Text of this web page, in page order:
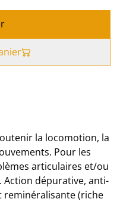
la locomotion, la
Pour les
articulaires et/ou
Action dépurative, anti-
(riche